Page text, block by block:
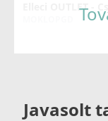
Elleci OUTLET -
Javasolt